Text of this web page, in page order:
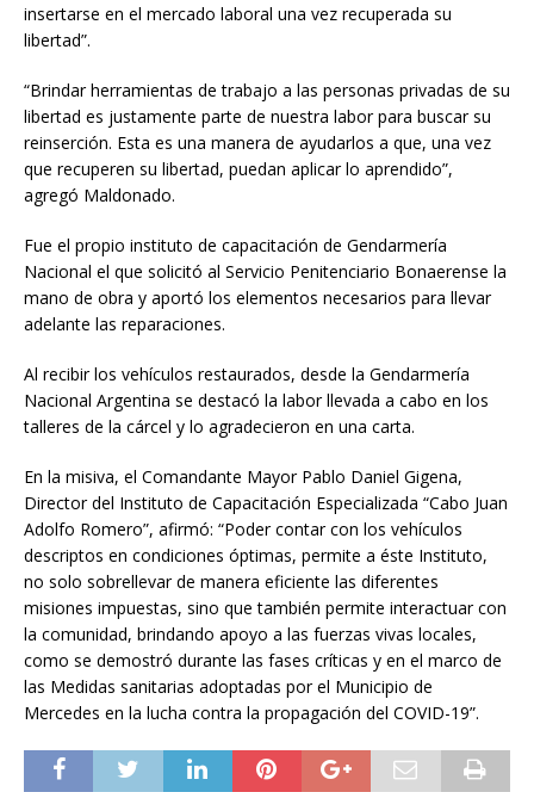
insertarse en el mercado laboral una vez recuperada su
libertad”.
“Brindar herramientas de trabajo a las personas privadas de su
libertad es justamente parte de nuestra labor para buscar su
reinserción. Esta es una manera de ayudarlos a que, una vez
que recuperen su libertad, puedan aplicar lo aprendido”,
agregó Maldonado.
Fue el propio instituto de capacitación de Gendarmería
Nacional el que solicitó al Servicio Penitenciario Bonaerense la
mano de obra y aportó los elementos necesarios para llevar
adelante las reparaciones.
Al recibir los vehículos restaurados, desde la Gendarmería
Nacional Argentina se destacó la labor llevada a cabo en los
talleres de la cárcel y lo agradecieron en una carta.
En la misiva, el Comandante Mayor Pablo Daniel Gigena,
Director del Instituto de Capacitación Especializada “Cabo Juan
Adolfo Romero”, afirmó: “Poder contar con los vehículos
descriptos en condiciones óptimas, permite a éste Instituto,
no solo sobrellevar de manera eficiente las diferentes
misiones impuestas, sino que también permite interactuar con
la comunidad, brindando apoyo a las fuerzas vivas locales,
como se demostró durante las fases críticas y en el marco de
las Medidas sanitarias adoptadas por el Municipio de
Mercedes en la lucha contra la propagación del COVID-19”.